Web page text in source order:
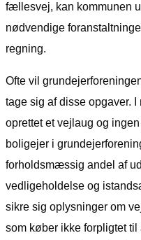
fællesvej, kan kommunen
nødvendige
regning.
Ofte vil
tage sig af disse opgaver.
oprettet et vejlaug og
boligejer i
forholdsmæssig andel af
vedligeholdelse og
sikre sig oplysninger om
som køber ikke forpligtet